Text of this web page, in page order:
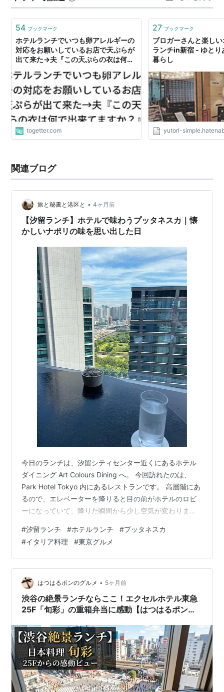
腐は別腹よね。 サービスのスタッフ、鈴木学園リリウム
のと制服が似ていて。 こちらは皆…
54 ブックマーク
ホテルランチでいつも卵アレルギーの
対応をお願いしているお店で天ぷらが
出て来た→夫『この天ぷらの衣は何で
togetter.com
27 ブックマーク
ブロガーさんと楽し
ランチin新宿 - ゆとり
暮らし
yutori-
関連ブログ
旅と秘書と港区と • 4ヶ月前
【汐留ランチ】ホテルで味わうプッタネスカ｜懐
かしいナポリの味を思い出した日
今日のランチは、汐留シティセンター近くにあるホテル
ダイニング Art Colours Dining へ。 今回訪れたのは、
Park Hotel Tokyo 内にあるレストランです。 高層階にあ
るので、エレベーターを降りると目の前がホテルのロビ
ーになっていて、降りた瞬間から少し空気が変わりま
ありますが、その隙間から浜離宮と勝どきのタワーマン
ション群が見えて、「都会の景色って、こういう感じだ
ったなぁ」と思いました。 今回いただいたのは、スー
プ・パスタ・パン・コーヒーのランチセット。 お値段は
2,000円でした。 この辺りだとパスタ単品でも1,5…
#汐留ランチ #ホテルランチ #プッタネスカ
#イタリア料理 #東京グルメ
はつはるポンのグルメ • 5ヶ月前
渋谷の絶景ランチならここ！エクセルホテル東急
25F「旬彩」の重箱弁当に感動【はつはるポンの